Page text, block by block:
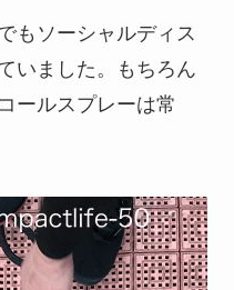
もソーシャルディス
いました。もちろん
ールスプレーは常